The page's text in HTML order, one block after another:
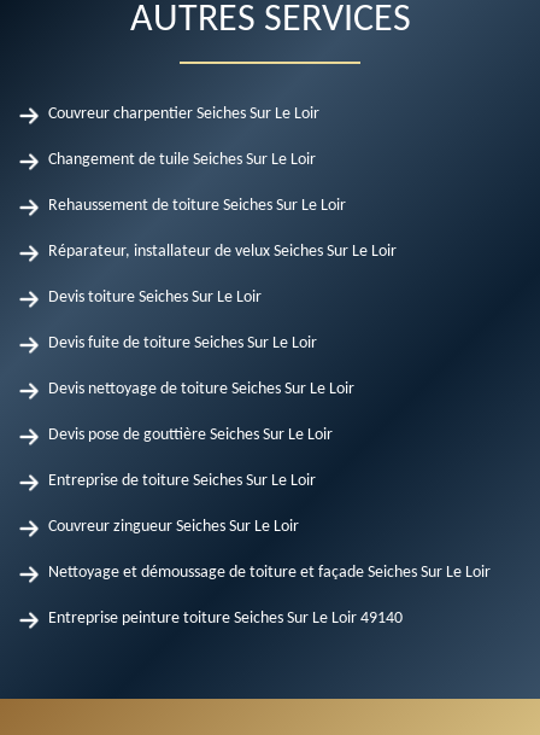
AUTRES SERVICES
Couvreur charpentier Seiches Sur Le Loir
Changement de tuile Seiches Sur Le Loir
Rehaussement de toiture Seiches Sur Le Loir
Réparateur, installateur de velux Seiches Sur Le Loir
Devis toiture Seiches Sur Le Loir
Devis fuite de toiture Seiches Sur Le Loir
Devis nettoyage de toiture Seiches Sur Le Loir
Devis pose de gouttière Seiches Sur Le Loir
Entreprise de toiture Seiches Sur Le Loir
Couvreur zingueur Seiches Sur Le Loir
Nettoyage et démoussage de toiture et façade Seiches Sur Le Loir
Entreprise peinture toiture Seiches Sur Le Loir 49140